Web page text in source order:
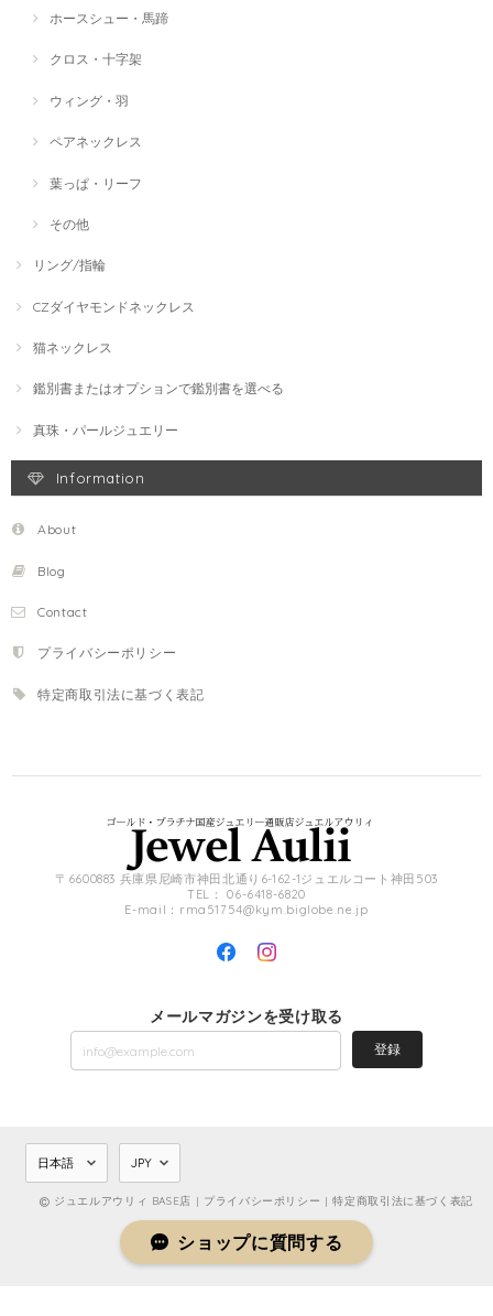
ホースシュー・馬蹄
クロス・十字架
ウィング・羽
ペアネックレス
葉っぱ・リーフ
その他
リング/指輪
CZダイヤモンドネックレス
猫ネックレス
鑑別書またはオプションで鑑別書を選べる
真珠・パールジュエリー
Information
About
Blog
Contact
プライバシーポリシー
特定商取引法に基づく表記
〒6600883 兵庫県尼崎市神田北通り6-162-1ジュエルコート神田503
TEL： 06-6418-6820
E-mail： rma51754@kym.biglobe.ne.jp
メールマガジンを受け取る
登録
ジュエルアウリィ BASE店 | プライバシーポリシー |特定商取引法に基づく表記
ショップに質問する